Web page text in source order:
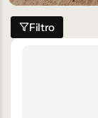
Filtro